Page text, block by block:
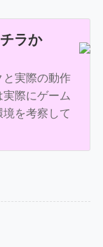
ラか
と実際の動作
際にゲーム
を考察して